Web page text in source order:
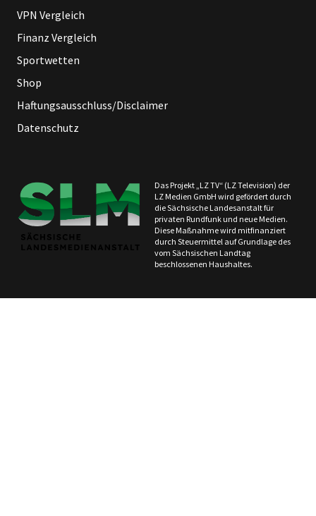
VPN Vergleich
Finanz Vergleich
Sportwetten
Shop
Haftungsausschluss/Disclaimer
Datenschutz
Das Projekt „LZ TV“ (LZ Television) der
LZ Medien GmbH wird gefördert durch
die Sächsische Landesanstalt für
privaten Rundfunk und neue Medien.
Diese Maßnahme wird mitfinanziert
durch Steuermittel auf Grundlage des
vom Sächsischen Landtag
beschlossenen Haushaltes.